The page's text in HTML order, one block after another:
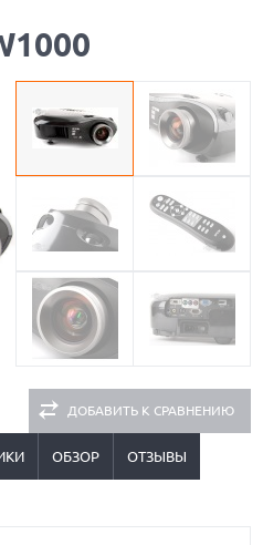
ДОБАВИТЬ К СРАВНЕНИЮ
ОБЗОР ОТЗЫВЫ